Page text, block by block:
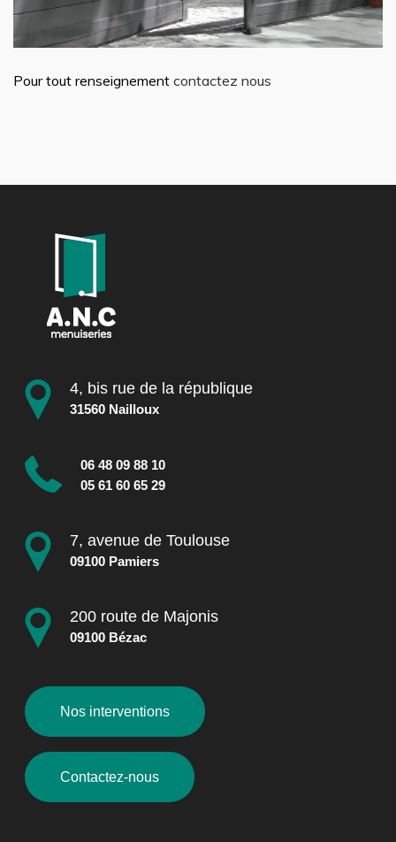
Pour tout renseignement contactez nous
4, bis rue de la république
31560 Nailloux
06 48 09 88 10
05 61 60 65 29
7, avenue de Toulouse
09100 Pamiers
200 route de Majonis
09100 Bézac
Nos interventions
Contactez-nous